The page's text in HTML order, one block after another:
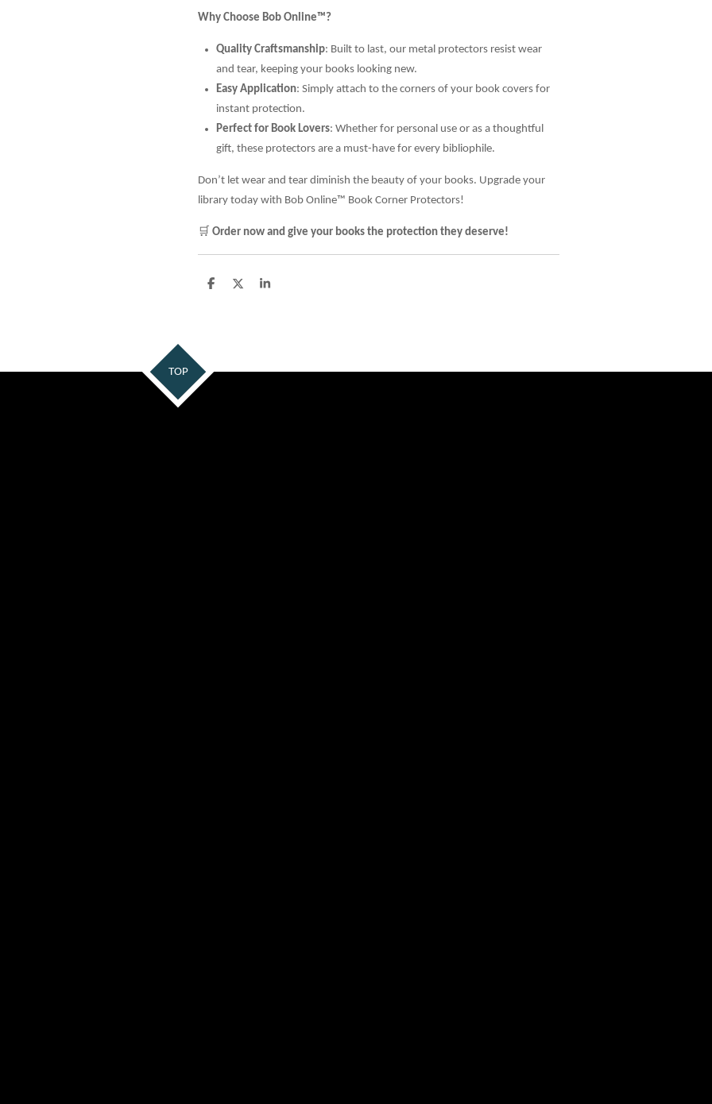
Why Choose Bob Online™?
Quality Craftsmanship: Built to last, our metal protectors resist wear
and tear, keeping your books looking new.
Easy Application: Simply attach to the corners of your book covers for
instant protection.
Perfect for Book Lovers: Whether for personal use or as a thoughtful
gift, these protectors are a must-have for every bibliophile.
Don’t let wear and tear diminish the beauty of your books. Upgrade your
library today with Bob Online™ Book Corner Protectors!
🛒 Order now and give your books the protection they deserve!
D
D
S
TOP